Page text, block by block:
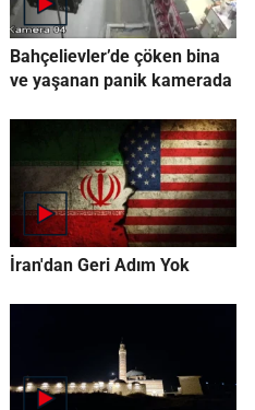
Bahçelievler’de çöken bina
ve yaşanan panik kamerada
İran'dan Geri Adım Yok